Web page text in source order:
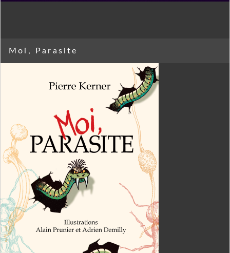
Moi, Parasite